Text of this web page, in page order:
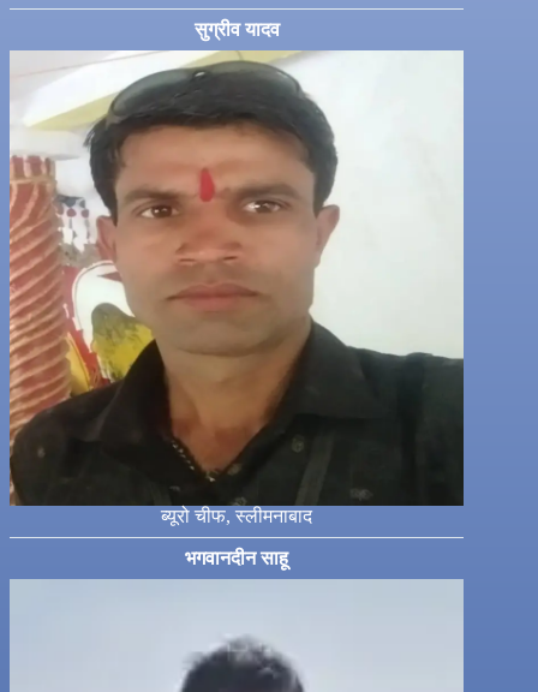
सुग्रीव यादव
ब्यूरो चीफ, स्लीमनाबाद
भगवानदीन साहू